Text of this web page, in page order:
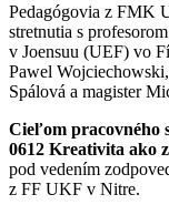
Pedagógovia z FMK
stretnutia s
v Joensuu (UEF) vo
Pawel
Spálová a magister
Cieľom pracovného
0612 Kreativita ako
pod vedením
z FF UKF v Nitre.